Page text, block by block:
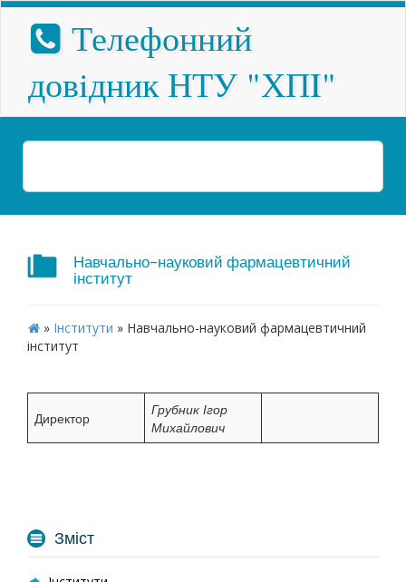
Телефонний
довiдник НТУ "ХПI"
Навчально-науковий фармацевтичний
інститут
» Інститути » Навчально-науковий фармацевтичний
інститут
Директор
Грубник Ігор
Михайлович
Зміст